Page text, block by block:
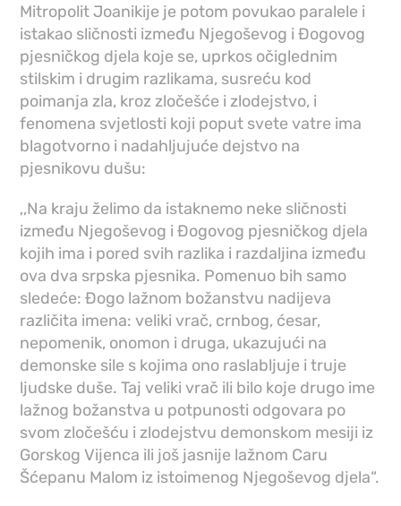
Mitropolit Joanikije je potom povukao paralele i
istakao sličnosti između Njegoševog i Đogovog
pjesničkog djela koje se, uprkos očiglednim
stilskim i drugim razlikama, susreću kod
poimanja zla, kroz zločešće i zlodejstvo, i
fenomena svjetlosti koji poput svete vatre ima
blagotvorno i nadahljujuće dejstvo na
pjesnikovu dušu:
,,Na kraju želimo da istaknemo neke sličnosti
između Njegoševog i Đogovog pjesničkog djela
kojih ima i pored svih razlika i razdaljina između
ova dva srpska pjesnika. Pomenuo bih samo
sledeće: Đogo lažnom božanstvu nadijeva
različita imena: veliki vrač, crnbog, ćesar,
nepomenik, onomon i druga, ukazujući na
demonske sile s kojima ono raslabljuje i truje
ljudske duše. Taj veliki vrač ili bilo koje drugo ime
lažnog božanstva u potpunosti odgovara po
svom zločešću i zlodejstvu demonskom mesiji iz
Gorskog Vijenca ili još jasnije lažnom Caru
Šćepanu Malom iz istoimenog Njegoševog djela“.